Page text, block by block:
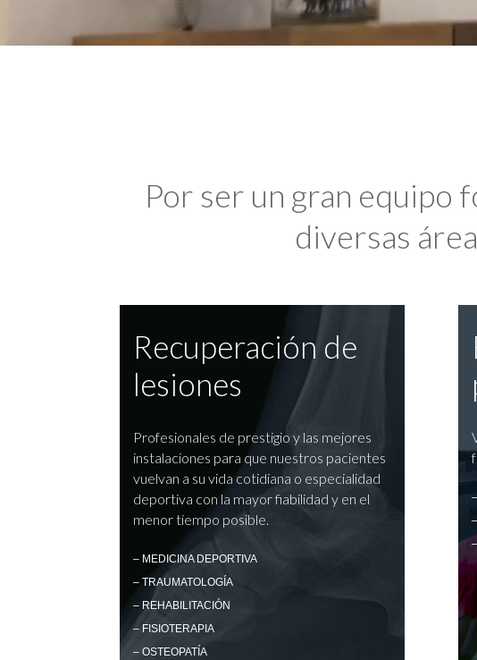
Por ser un gran equipo
diversas
Recuperación de
lesiones
Profesionales de prestigio y las mejores
instalaciones para que nuestros pacientes
vuelvan a su vida cotidiana o especialidad
deportiva con la mayor fiabilidad y en el
menor tiempo posible.
– MEDICINA DEPORTIVA
– TRAUMATOLOGÍA
– REHABILITACIÓN
– FISIOTERAPIA
– OSTEOPATÍA